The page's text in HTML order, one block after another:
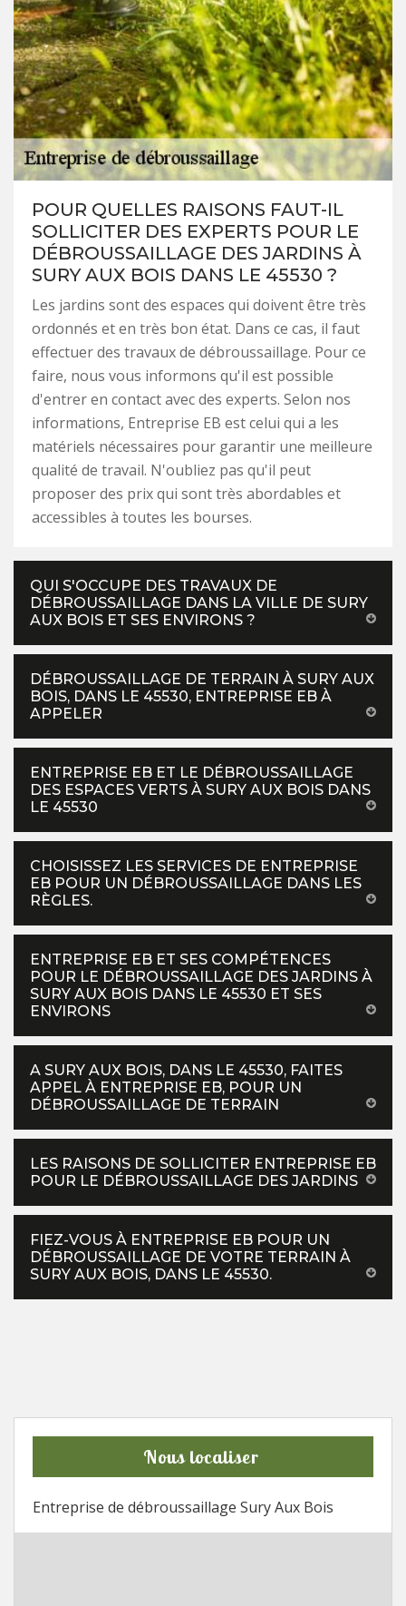
POUR QUELLES RAISONS FAUT-IL
SOLLICITER DES EXPERTS POUR LE
DÉBROUSSAILLAGE DES JARDINS À
SURY AUX BOIS DANS LE 45530 ?
Les jardins sont des espaces qui doivent être très
ordonnés et en très bon état. Dans ce cas, il faut
effectuer des travaux de débroussaillage. Pour ce
faire, nous vous informons qu'il est possible
d'entrer en contact avec des experts. Selon nos
informations, Entreprise EB est celui qui a les
matériels nécessaires pour garantir une meilleure
qualité de travail. N'oubliez pas qu'il peut
proposer des prix qui sont très abordables et
accessibles à toutes les bourses.
QUI S'OCCUPE DES TRAVAUX DE
DÉBROUSSAILLAGE DANS LA VILLE DE SURY
AUX BOIS ET SES ENVIRONS ?
DÉBROUSSAILLAGE DE TERRAIN À SURY AUX
BOIS, DANS LE 45530, ENTREPRISE EB À
APPELER
ENTREPRISE EB ET LE DÉBROUSSAILLAGE
DES ESPACES VERTS À SURY AUX BOIS DANS
LE 45530
CHOISISSEZ LES SERVICES DE ENTREPRISE
EB POUR UN DÉBROUSSAILLAGE DANS LES
RÈGLES.
ENTREPRISE EB ET SES COMPÉTENCES
POUR LE DÉBROUSSAILLAGE DES JARDINS À
SURY AUX BOIS DANS LE 45530 ET SES
ENVIRONS
A SURY AUX BOIS, DANS LE 45530, FAITES
APPEL À ENTREPRISE EB, POUR UN
DÉBROUSSAILLAGE DE TERRAIN
LES RAISONS DE SOLLICITER ENTREPRISE EB
POUR LE DÉBROUSSAILLAGE DES JARDINS
FIEZ-VOUS À ENTREPRISE EB POUR UN
DÉBROUSSAILLAGE DE VOTRE TERRAIN À
SURY AUX BOIS, DANS LE 45530.
Nous localiser
Entreprise de débroussaillage Sury Aux Bois